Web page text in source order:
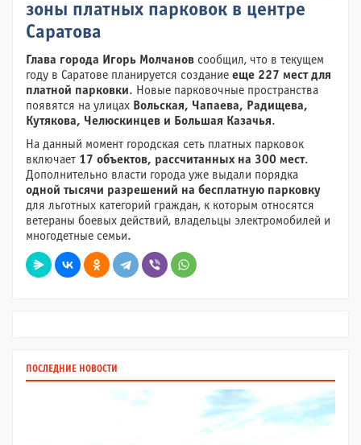
зоны платных парковок в центре
Саратова
Глава города Игорь Молчанов сообщил, что в текущем
году в Саратове планируется создание еще 227 мест для
платной парковки. Новые парковочные пространства
появятся на улицах Вольская, Чапаева, Радищева,
Кутякова, Челюскинцев и Большая Казачья.
На данный момент городская сеть платных парковок
включает 17 объектов, рассчитанных на 300 мест.
Дополнительно власти города уже выдали порядка
одной тысячи разрешений на бесплатную парковку
для льготных категорий граждан, к которым относятся
ветераны боевых действий, владельцы электромобилей и
многодетные семьи.
ПОСЛЕДНИЕ НОВОСТИ